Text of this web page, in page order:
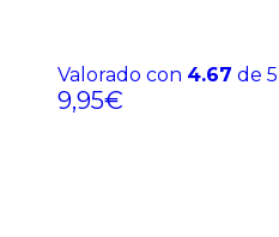
Valorado con 4.67 de 5
9,95€